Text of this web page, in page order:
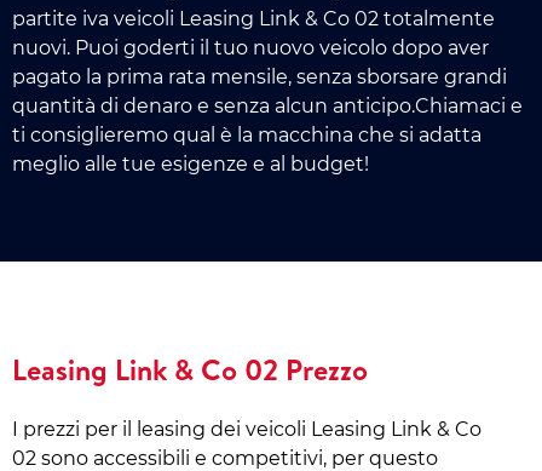
partite iva veicoli Leasing Link & Co 02 totalmente
nuovi. Puoi goderti il tuo nuovo veicolo dopo aver
pagato la prima rata mensile, senza sborsare grandi
quantità di denaro e senza alcun anticipo.Chiamaci e
ti consiglieremo qual è la macchina che si adatta
meglio alle tue esigenze e al budget!
Leasing Link & Co 02 Prezzo
I prezzi per il leasing dei veicoli Leasing Link & Co
02 sono accessibili e competitivi, per questo